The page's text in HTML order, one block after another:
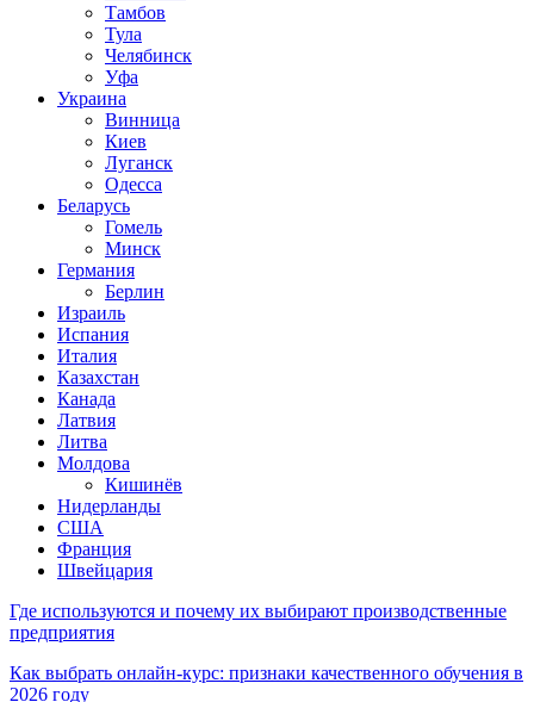
Тамбов
Тула
Челябинск
Уфа
Украина
Винница
Киев
Луганск
Одесса
Беларусь
Гомель
Минск
Германия
Берлин
Израиль
Испания
Италия
Казахстан
Канада
Латвия
Литва
Молдова
Кишинёв
Нидерланды
США
Франция
Швейцария
Где используются и почему их выбирают производственные
предприятия
Как выбрать онлайн-курс: признаки качественного обучения в
2026 году